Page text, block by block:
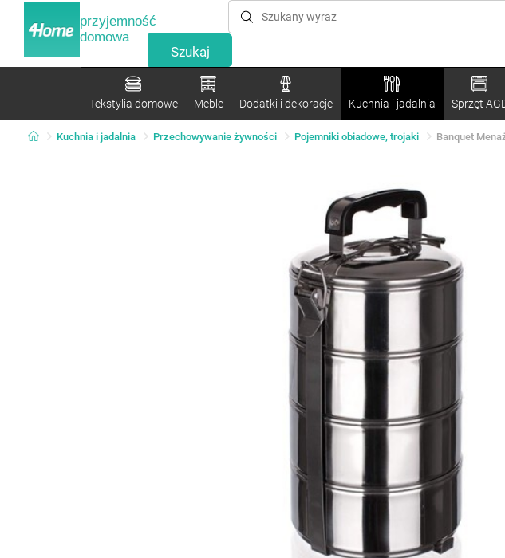
przyjemność
domowa
Tekstylia domowe Meble Dodatki i dekoracje Kuchnia i jadalnia Sprzęt
Kuchnia i jadalnia Przechowywanie żywności Pojemniki obiadowe, trojaki Banquet